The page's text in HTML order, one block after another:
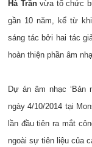
Hà Trầnvừa tổ chức
gần 10 năm, kể từ
sáng tác bởi hai tác
hoàn thiện phần âm
Dự án âm nhạc ‘Bản
ngày 4/10/2014 tại
lần đầu tiên ra mắt
ngoài sự tiên liệu của